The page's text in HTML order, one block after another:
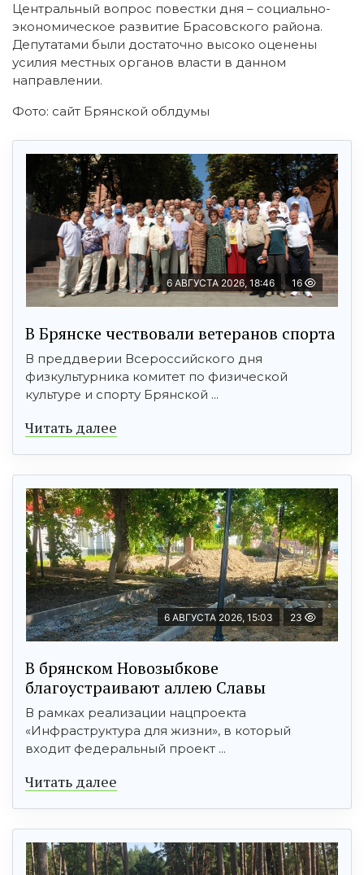
Центральный вопрос повестки дня – социально-
экономическое развитие Брасовского района.
Депутатами были достаточно высоко оценены
усилия местных органов власти в данном
направлении.
Фото: сайт Брянской облдумы
6 АВГУСТА 2026, 18:46 16
В Брянске чествовали ветеранов спорта
В преддверии Всероссийского дня
физкультурника комитет по физической
культуре и спорту Брянской ...
Читать далее
6 АВГУСТА 2026, 15:03 23
В брянском Новозыбкове
благоустраивают аллею Славы
В рамках реализации нацпроекта
«Инфраструктура для жизни», в который
входит федеральный проект ...
Читать далее